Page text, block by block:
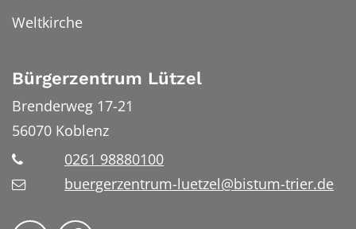
Weltkirche
Bürgerzentrum Lützel
Brenderweg 17-21
56070 Koblenz
0261 98880100
buergerzentrum-luetzel@bistum-trier.de